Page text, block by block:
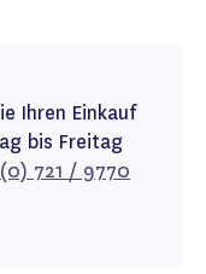
Ihren Einkauf
bis Freitag
721 / 9770